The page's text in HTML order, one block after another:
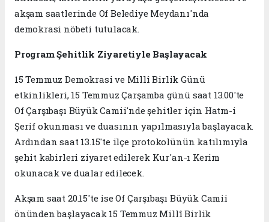
akşam saatlerinde Of Belediye Meydanı'nda
demokrasi nöbeti tutulacak.
Program Şehitlik Ziyaretiyle Başlayacak
15 Temmuz Demokrasi ve Millî Birlik Günü
etkinlikleri, 15 Temmuz Çarşamba günü saat 13.00'te
Of Çarşıbaşı Büyük Camii'nde şehitler için Hatm-i
Şerif okunması ve duasının yapılmasıyla başlayacak.
Ardından saat 13.15'te ilçe protokolünün katılımıyla
şehit kabirleri ziyaret edilerek Kur'an-ı Kerim
okunacak ve dualar edilecek.
Akşam saat 20.15'te ise Of Çarşıbaşı Büyük Camii
önünden başlayacak 15 Temmuz Millî Birlik